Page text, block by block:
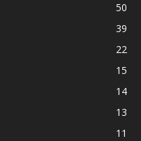
50
39
22
15
14
13
11